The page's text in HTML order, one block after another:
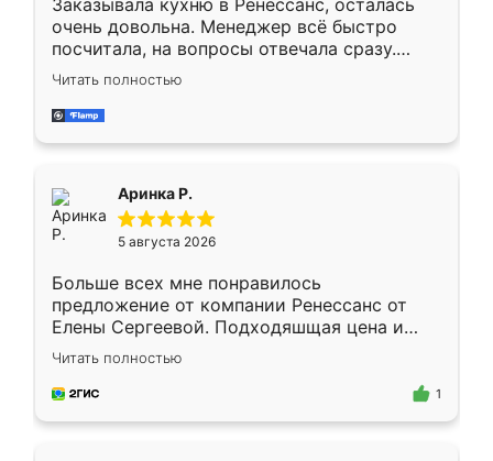
Заказывала кухню в Ренессанс, осталась
очень довольна. Менеджер всё быстро
посчитала, на вопросы отвечала сразу.
Замерщик приехал в субботу, подошёл к
делу со всей ответственностью. Собрали
за день, ребята работали аккуратно, даже
Читать полностью
Аринка Р.
5 августа 2026
Больше всех мне понравилось
предложение от компании Ренессанс от
Елены Сергеевой. Подходяшщая цена и
короткие сроки изготовления. Приехавший
для замера сотрудник Владислав
предложил по моему эскизу самый
Читать полностью
1